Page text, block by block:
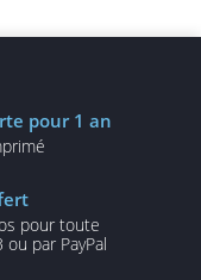
pour 1 an
pour toute
ou par PayPal